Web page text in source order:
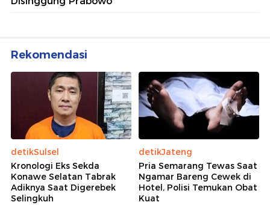
Rekomendasi
detikSulsel
Kronologi Eks Sekda
Konawe Selatan Tabrak
Adiknya Saat Digerebek
Selingkuh
detikJateng
Pria Semarang Tewas Saat
Ngamar Bareng Cewek di
Hotel, Polisi Temukan Obat
Kuat